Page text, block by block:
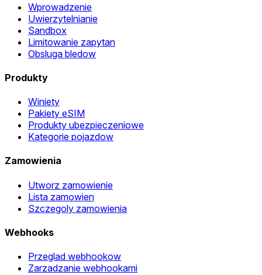
Wprowadzenie
Uwierzytelnianie
Sandbox
Limitowanie zapytan
Obsluga bledow
Produkty
Winiety
Pakiety eSIM
Produkty ubezpieczeniowe
Kategorie pojazdow
Zamowienia
Utworz zamowienie
Lista zamowien
Szczegoly zamowienia
Webhooks
Przeglad webhookow
Zarzadzanie webhookami